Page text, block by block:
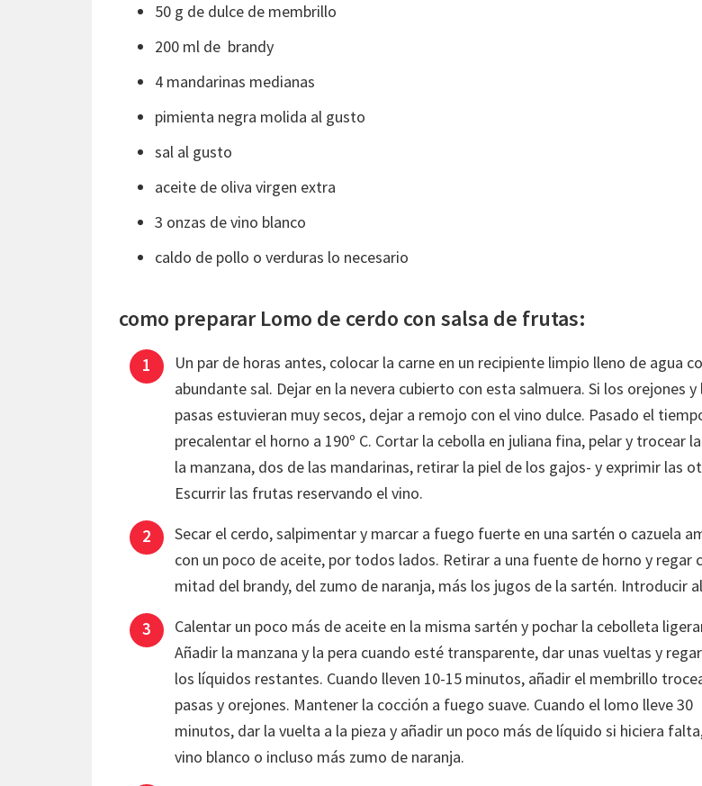
50 g de dulce de membrillo
200 ml de brandy
4 mandarinas medianas
pimienta negra molida al gusto
sal al gusto
aceite de oliva virgen extra
3 onzas de vino blanco
caldo de pollo o verduras lo necesario
como preparar Lomo de cerdo con salsa de frutas:
Un par de horas antes, colocar la carne en un recipiente limpio lleno de agua
abundante sal. Dejar en la nevera cubierto con esta salmuera. Si los orejones y
pasas estuvieran muy secos, dejar a remojo con el vino dulce. Pasado el
precalentar el horno a 190º C. Cortar la cebolla en juliana fina, pelar y trocear
la manzana, dos de las mandarinas, retirar la piel de los gajos- y exprimir las
Escurrir las frutas reservando el vino.
Secar el cerdo, salpimentar y marcar a fuego fuerte en una sartén o cazuela
con un poco de aceite, por todos lados. Retirar a una fuente de horno y regar
mitad del brandy, del zumo de naranja, más los jugos de la sartén. Introducir
Calentar un poco más de aceite en la misma sartén y pochar la cebolleta
Añadir la manzana y la pera cuando esté transparente, dar unas vueltas y
los líquidos restantes. Cuando lleven 10-15 minutos, añadir el membrillo
pasas y orejones. Mantener la cocción a fuego suave. Cuando el lomo lleve 30
minutos, dar la vuelta a la pieza y añadir un poco más de líquido si hiciera
vino blanco o incluso más zumo de naranja.